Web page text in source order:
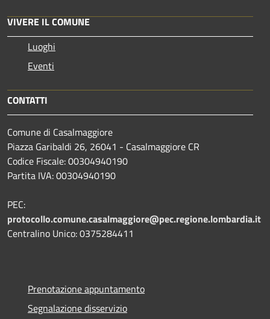
VIVERE IL COMUNE
Luoghi
Eventi
CONTATTI
Comune di Casalmaggiore
Piazza Garibaldi 26, 26041 - Casalmaggiore CR
Codice Fiscale: 00304940190
Partita IVA: 00304940190
PEC:
protocollo.comune.casalmaggiore@pec.regione.lombardia.it
Centralino Unico: 0375284411
Prenotazione appuntamento
Segnalazione disservizio